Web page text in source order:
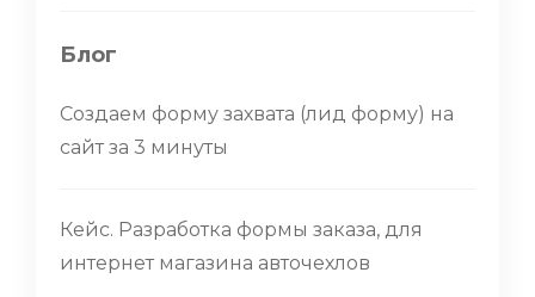
Блог
Создаем форму захвата (лид форму) на
сайт за 3 минуты
Кейс. Разработка формы заказа, для
интернет магазина авточехлов